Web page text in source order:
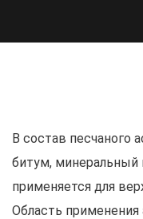
В состав песчаного
битум, минеральный
применяется для
Область применения